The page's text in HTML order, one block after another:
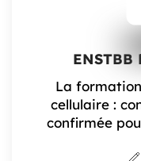
La
cellulaire :
confirmée